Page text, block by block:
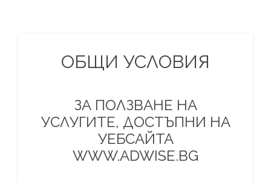
ОБЩИ УСЛОВИЯ
ЗА ПОЛЗВАНЕ НА
УСЛУГИТЕ, ДОСТЪПНИ НА
УЕБСАЙТА
WWW.ADWISE.BG